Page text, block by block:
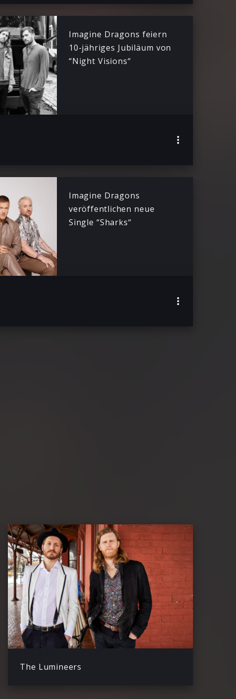
Imagine Dragons feiern
10-jähriges Jubiläum von
“Night Visions“
Imagine Dragons
veröffentlichen neue
Single “Sharks“
The Lumineers